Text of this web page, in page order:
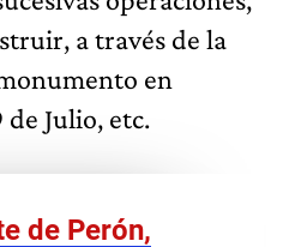
a través de la
en
Julio, etc.
de Perón,